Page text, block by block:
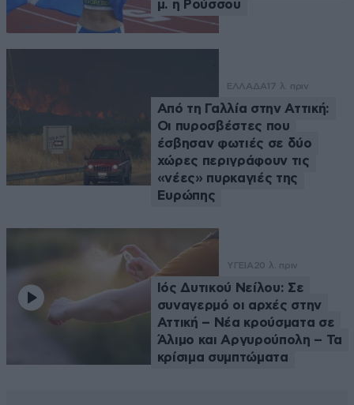
μ. η Ρούσσου
ΕΛΛΑΔΑ 17 λ. πριν
Από τη Γαλλία στην Αττική:
Οι πυροσβέστες που
έσβησαν φωτιές σε δύο
χώρες περιγράφουν τις
«νέες» πυρκαγιές της
Ευρώπης
ΥΓΕΙΑ20 λ. πριν
Ιός Δυτικού Νείλου: Σε
συναγερμό οι αρχές στην
Αττική – Νέα κρούσματα σε
Άλιμο και Αργυρούπολη – Τα
κρίσιμα συμπτώματα